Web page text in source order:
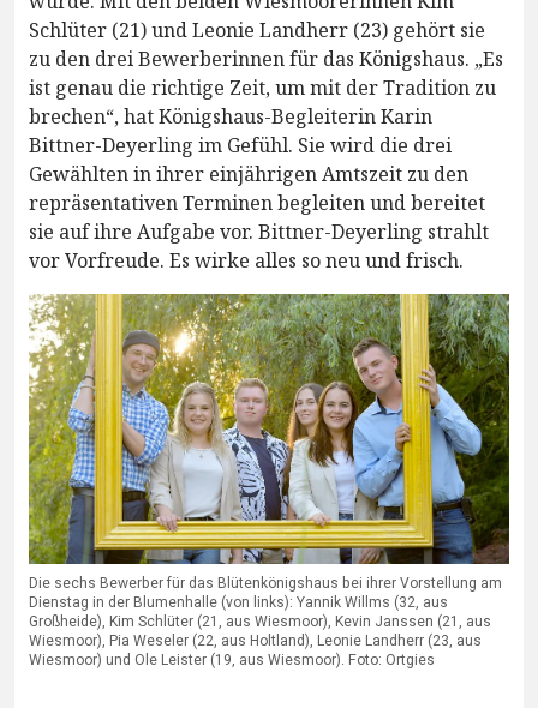
Schlüter (21) und Leonie Landherr (23) gehört sie
zu den drei Bewerberinnen für das Königshaus. „Es
ist genau die richtige Zeit, um mit der Tradition zu
brechen“, hat Königshaus-Begleiterin Karin
Bittner-Deyerling im Gefühl. Sie wird die drei
Gewählten in ihrer einjährigen Amtszeit zu den
repräsentativen Terminen begleiten und bereitet
sie auf ihre Aufgabe vor. Bittner-Deyerling strahlt
vor Vorfreude. Es wirke alles so neu und frisch.
Die sechs Bewerber für das Blütenkönigshaus bei ihrer Vorstellung am
Dienstag in der Blumenhalle (von links): Yannik Willms (32, aus
Großheide), Kim Schlüter (21, aus Wiesmoor), Kevin Janssen (21, aus
Wiesmoor), Pia Weseler (22, aus Holtland), Leonie Landherr (23, aus
Wiesmoor) und Ole Leister (19, aus Wiesmoor). Foto: Ortgies